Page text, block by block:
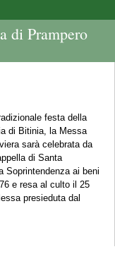
di Prampero
festa della
di Bitinia, la Messa
sarà celebrata da
di Santa
Soprintendenza ai beni
e resa al culto il 25
presieduta dal